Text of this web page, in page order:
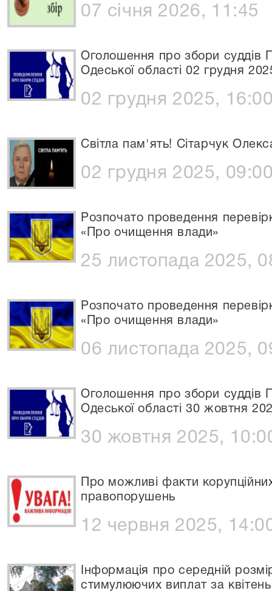
07 січня 2026, 11:45
Оголошення про збори суддів
Одеської області 02 грудня
02 грудня 2025,
Світла пам'ять! Сітарчук
02 грудня 2025,
Розпочато проведення
«Про очищення влади»
25 листопада 2025,
Розпочато проведення
«Про очищення влади»
06 листопада 2025,
Оголошення про збори суддів
Одеської області 30 жовтня
30 жовтня 2025,
Про можливі факти
правопорушень
12 червня 2025,
Інформація про середній
стимулюючих виплат за